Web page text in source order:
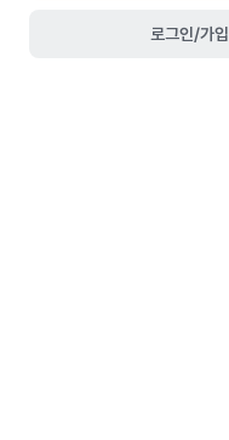
로그인/가입